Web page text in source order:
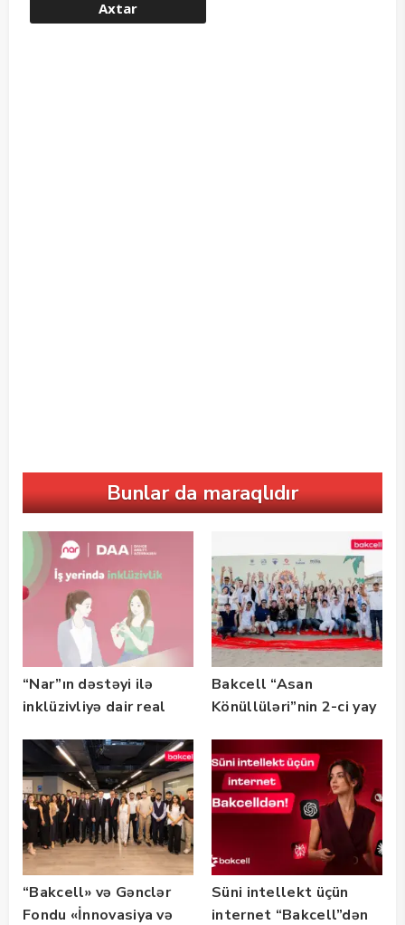
Bunlar da maraqlıdır
“Nar”ın dəstəyi ilə
inklüzivliyə dair real
təqdim edilir
Bakcell “Asan
Könüllüləri”nin 2-ci yay
olub — FOTO
“Bakcell» və Gənclər
Fondu «İnnovasiya və
Süni intellekt üçün
internet “Bakcell”dən